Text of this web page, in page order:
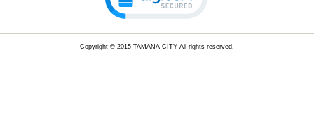
Copyright © 2015 TAMANA CITY All rights reserved.